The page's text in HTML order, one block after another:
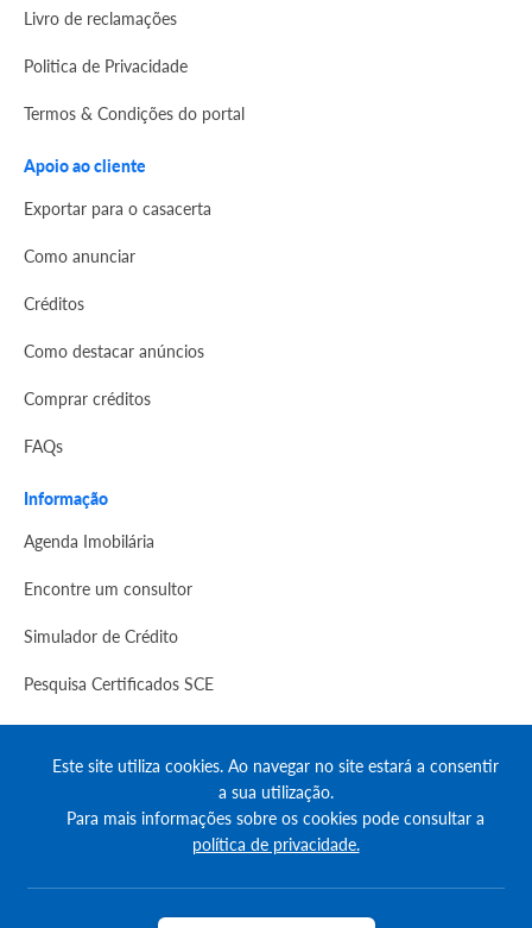
Livro de reclamações
Politica de Privacidade
Termos & Condições do portal
Apoio ao cliente
Exportar para o casacerta
Como anunciar
Créditos
Como destacar anúncios
Comprar créditos
FAQs
Informação
Agenda Imobilária
Encontre um consultor
Simulador de Crédito
Pesquisa Certificados SCE
© Copyright 2023 | CASACERTA. All rights reserved
Este site utiliza cookies. Ao navegar no site estará a consentir
a sua utilização.
Para mais informações sobre os cookies pode consultar a
política de privacidade.